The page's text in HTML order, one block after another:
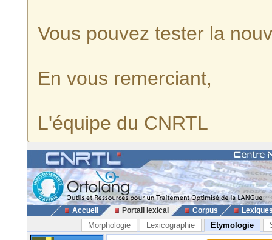
Vous pouvez tester la
En vous remerciant,
L'équipe du CNRTL
Accueil Portail lexical Corpus
Morphologie Lexicographie Etymologie